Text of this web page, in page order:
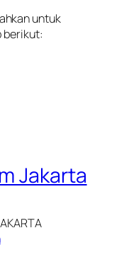
untuk
berikut:
Jakarta